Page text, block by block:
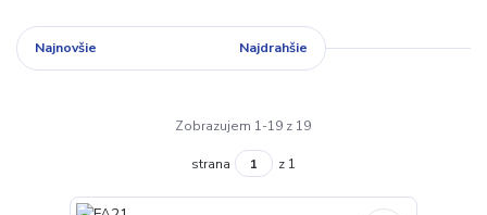
Najnovšie Najdrahšie
Zobrazujem 1-19 z 19
strana z 1